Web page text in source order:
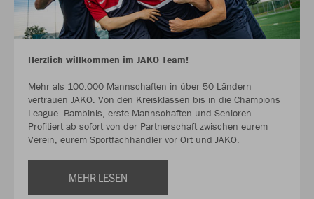
Herzlich willkommen im JAKO Team!
Mehr als 100.000 Mannschaften in über 50 Ländern
vertrauen JAKO. Von den Kreisklassen bis in die Champions
League. Bambinis, erste Mannschaften und Senioren.
Profitiert ab sofort von der Partnerschaft zwischen eurem
Verein, eurem Sportfachhändler vor Ort und JAKO.
MEHR LESEN